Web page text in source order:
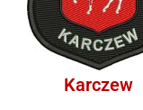
Karczew